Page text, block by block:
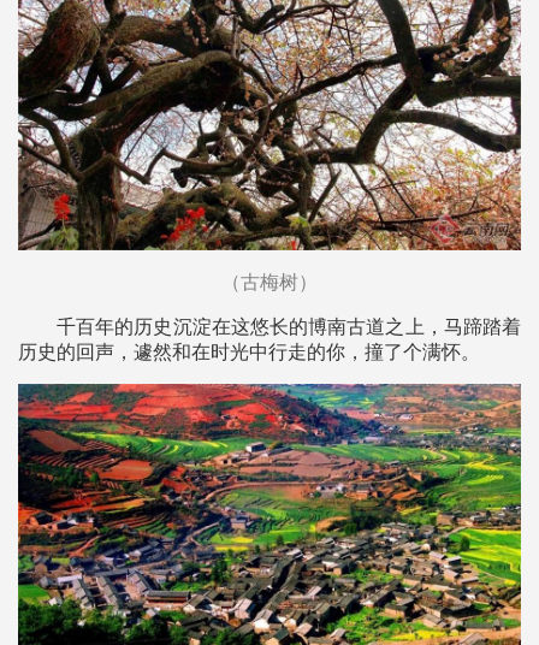
（古梅树）
千百年的历史沉淀在这悠长的博南古道之上，马蹄踏着
历史的回声，遽然和在时光中行走的你，撞了个满怀。